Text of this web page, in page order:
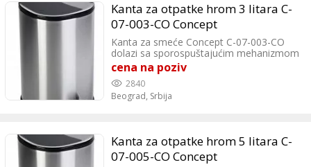
Kanta za otpatke hrom 3 litara C-
07-003-CO Concept
Kanta za smeće Concept C-07-003-CO
dolazi sa sporospuštajućim mehanizmom
zarad lakše upotrebe. Jedna od najvećih
prednosti kante za smeće Concept C-07-
003-CO je njeno jednostavno i lako
održavanje. Njena površina se lako čisti,
cena na poziv
2840
Beograd, Srbija
Kanta za otpatke hrom 5 litara C-
07-005-CO Concept